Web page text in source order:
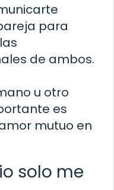
para
de ambos.
u otro
es
mutuo en
solo me